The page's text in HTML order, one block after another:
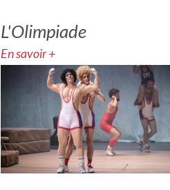
L'Olimpiade
En savoir +